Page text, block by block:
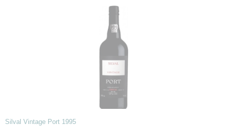
Silval Vintage Port 1995